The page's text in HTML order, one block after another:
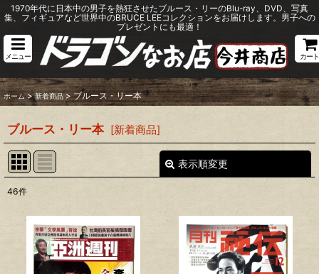
1970年代に日本中の男子を熱狂させたブルース・リーのBlu-ray、DVD、写真
集、フィギュアなど世界中のBRUCE LEEコレクションをお届けします。男子への
プレゼントにも最適！
メニュー カート
ホーム > 新着商品 > ブルース・リー本
ブルース・リー本 [新着商品]
表示順変更
表示数:
46件